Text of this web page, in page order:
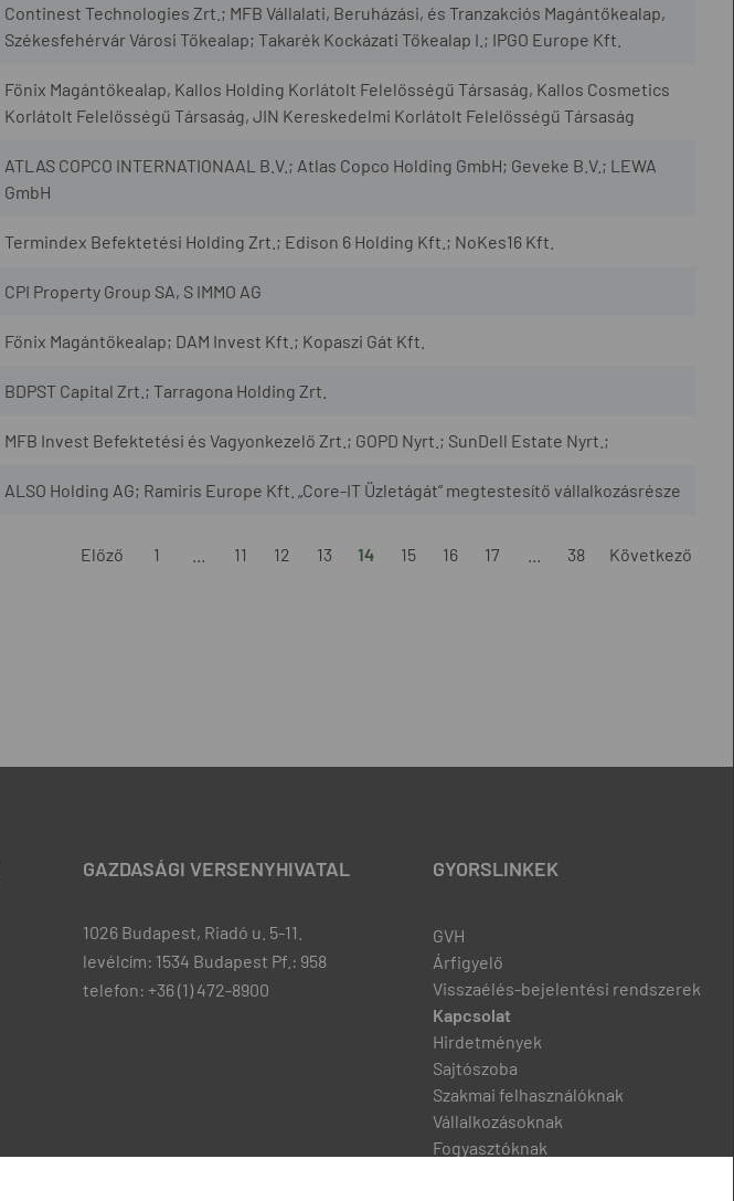
Continest Technologies Zrt.; MFB Vállalati, Beruházási, és Tranzakciós Magántőkealap,
Székesfehérvár Városi Tőkealap; Takarék Kockázati Tőkealap I.; IPGO Europe Kft.
Főnix Magántőkealap, Kallos Holding Korlátolt Felelősségű Társaság, Kallos Cosmetics
Korlátolt Felelősségű Társaság, JIN Kereskedelmi Korlátolt Felelősségű Társaság
ATLAS COPCO INTERNATIONAAL B.V.; Atlas Copco Holding GmbH; Geveke B.V.; LEWA
GmbH
Termindex Befektetési Holding Zrt.; Edison 6 Holding Kft.; NoKes16 Kft.
CPI Property Group SA, S IMMO AG
Főnix Magántőkealap; DAM Invest Kft.; Kopaszi Gát Kft.
BDPST Capital Zrt.; Tarragona Holding Zrt.
MFB Invest Befektetési és Vagyonkezelő Zrt.; GOPD Nyrt.; SunDell Estate Nyrt.;
ALSO Holding AG; Ramiris Europe Kft. „Core-IT Üzletágát” megtestesítő vállalkozásrésze
Előző 1 11 12 13 14 15 16 17 38 Következő
GAZDASÁGI VERSENYHIVATAL
1026 Budapest, Riadó u. 5-11.
levélcím: 1534 Budapest Pf.: 958
telefon: +36 (1) 472-8900
GYORSLINKEK
GVH
Árfigyelő
Visszaélés-bejelentési rendszerek
Kapcsolat
Hirdetmények
Sajtószoba
Szakmai felhasználóknak
Vállalkozásoknak
Fogyasztóknak